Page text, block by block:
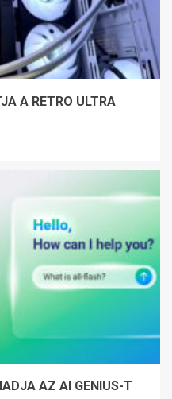
A RETRO ULTRA
AZ AI GENIUS-T